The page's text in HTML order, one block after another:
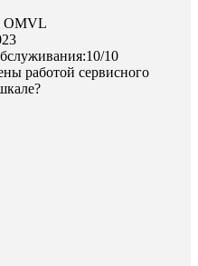
OMVL
10
работой сервисного